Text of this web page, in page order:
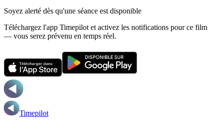
Soyez alerté dès qu'une séance est disponible
Téléchargez l'app Timepilot et activez les notifications pour ce film
— vous serez prévenu en temps réel.
Timepilot